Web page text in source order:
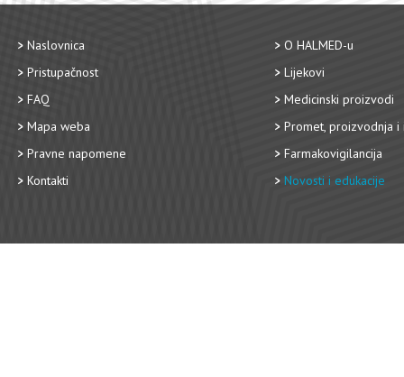
Naslovnica
Pristupačnost
FAQ
Mapa weba
Pravne napomene
Kontakti
O HALMED-u
Lijekovi
Medicinski proizvodi
Promet, proizvodnja i
Farmakovigilancija
Novosti i edukacije